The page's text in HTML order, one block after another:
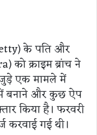
के पति और
को क्राइम ब्रांच ने
एक मामले में
बनाने और कुछ ऐप
किया है। फरवरी
करवाई गई थी।